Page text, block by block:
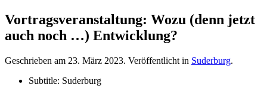
Vortragsveranstaltung: Wozu (denn jetzt
auch noch …) Entwicklung?
Geschrieben am 23. März 2023. Veröffentlicht in Suderburg.
Subtitle: Suderburg